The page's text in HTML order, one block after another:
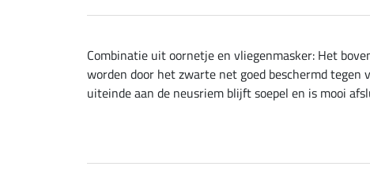
Combinatie uit oornetje en vliegenmasker: Het
worden door het zwarte net goed beschermd
uiteinde aan de neusriem blijft soepel en is mooi